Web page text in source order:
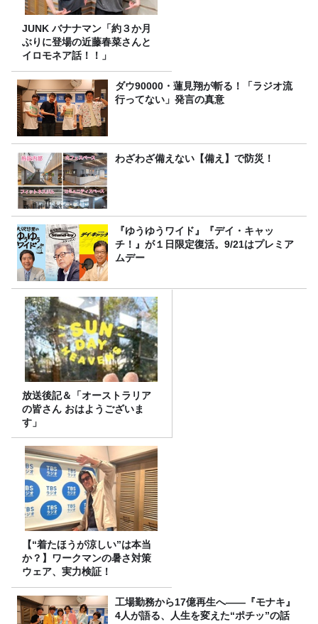
JUNK バナナマン「約３か月
ぶりに登場の近藤春菜さんと
イロモネア話！！」
ダウ90000・蓮見翔が斬る！「ラジオ流
行ってない」発言の真意
わざわざ備えない【備え】で防災！
『ゆうゆうワイド』『デイ・キャッ
チ！』が１日限定復活。9/21はプレミア
ムデー
放送後記＆「オーストラリア
の皆さん おはようございま
す」
【“着たほうが涼しい”は本当
か？】ワークマンの暑さ対策
ウェア、実力検証！
工場勤務から17億再生へ——『モナキ』
4人が語る、人生を変えた“ポチッ”の話